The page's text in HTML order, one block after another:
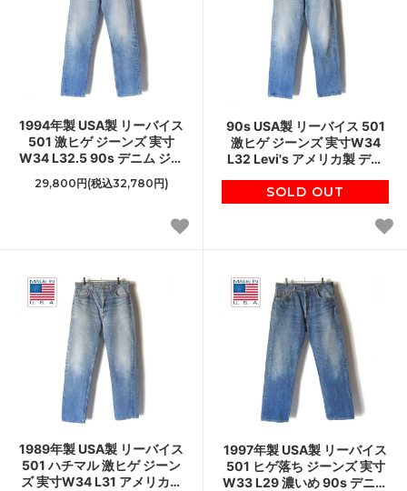
1994年製 USA製 リーバイス
501 激ヒゲ ジーンズ 実寸
W34 L32.5 90s デニム ジー
パン アメリカ製 ビンテージ
D151
29,800円(税込32,780円)
90s USA製 リーバイス 501
激ヒゲ ジーンズ 実寸W34
L32 Levi's アメリカ製 デニ
SOLD OUT
1989年製 USA製 リーバイス
501 ハチマル 激ヒゲ ジーン
ズ 実寸W34 L31 アメリカ製
1997年製 USA製 リーバイス
501 ヒゲ落ち ジーンズ 実寸
W33 L29 濃いめ 90s デニム